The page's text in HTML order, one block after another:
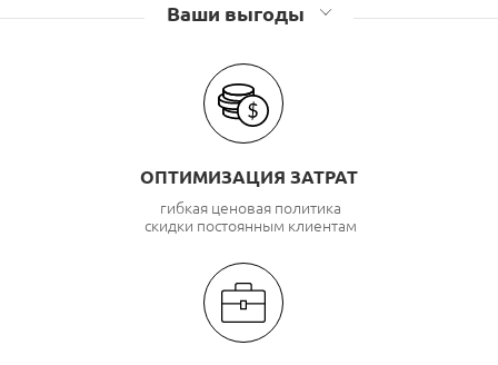
Ваши выгоды
ОПТИМИЗАЦИЯ ЗАТРАТ
гибкая ценовая политика
скидки постоянным клиентам